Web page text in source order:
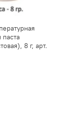
8 г, арт.